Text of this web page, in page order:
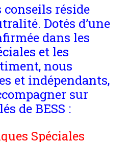
conseils réside
Dotés d’une
dans les
et les
nous
et indépendants,
sur
de BESS :
Spéciales